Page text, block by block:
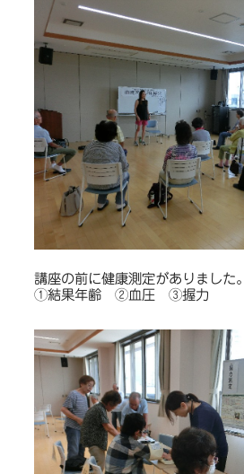
講座の前に健康測定がありました。
①結果年齢 ②血圧 ③握力